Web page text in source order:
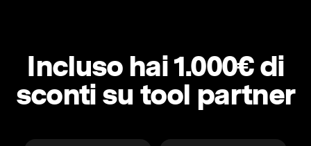
Incluso hai 1.000€ di
sconti su tool partner